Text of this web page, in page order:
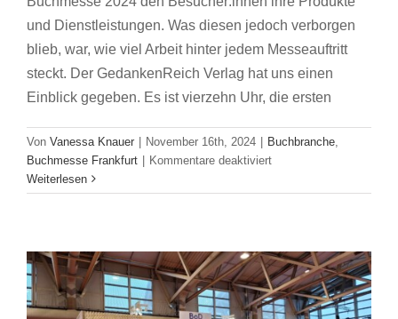
und Dienstleistungen. Was diesen jedoch verborgen
blieb, war, wie viel Arbeit hinter jedem Messeauftritt
steckt. Der GedankenReich Verlag hat uns einen
Einblick gegeben. Es ist vierzehn Uhr, die ersten
Von Vanessa Knauer November 16th, 2024 Buchbranche
Buchmesse Frankfurt
Kommentare deaktiviertfür
auf
Buchmesse:
ein
Blick
hinter
Weiterlesen
So lesen unsere Jüngsten
Buchmesse Frankfurt